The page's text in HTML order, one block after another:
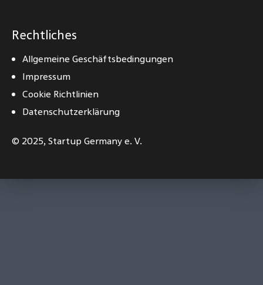
Rechtliches
Allgemeine Geschäftsbedingungen
Impressum
Cookie Richtlinien
Datenschutzerklärung
© 2025,Startup Germany e. V.